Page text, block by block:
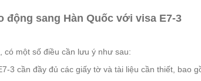
sang Hàn Quốc với visa E7-3
có một số điều cần lưu ý như sau:
3 cần đầy đủ các giấy tờ và tài liệu cần thiết, bao